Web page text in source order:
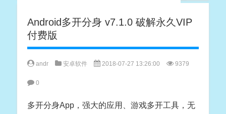
Android多开分身 v7.1.0 破解永久VIP
付费版
andr 安卓软件 2018-07-27 13:26:00 9379
0
多开分身App，强大的应用、游戏多开工具，无